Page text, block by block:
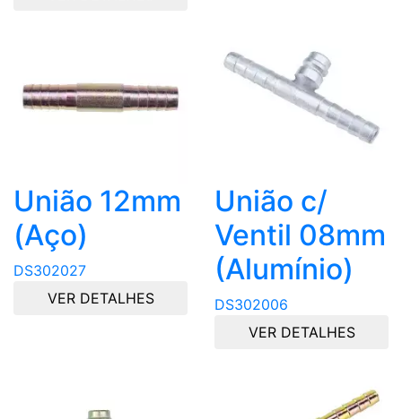
União 12mm
(Aço)
DS302027
VER DETALHES
União c/
Ventil 08mm
(Alumínio)
DS302006
VER DETALHES